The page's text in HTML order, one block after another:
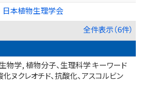
日本植物生理学会
全件表示（6件）
物学, 植物分子、生理科学 キーワード
化ヌクレオチド、抗酸化、アスコルビン